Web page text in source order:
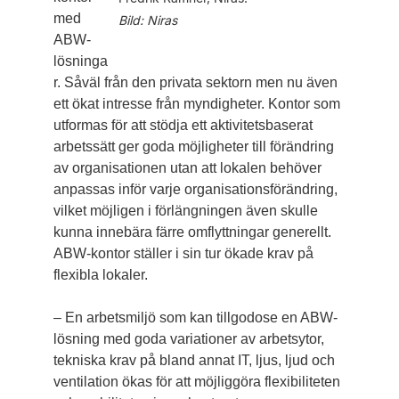
Bild: Niras
med
ABW-
lösninga
r. Såväl från den privata sektorn men nu även
ett ökat intresse från myndigheter. Kontor som
utformas för att stödja ett aktivitetsbaserat
arbetssätt ger goda möjligheter till förändring
av organisationen utan att lokalen behöver
anpassas inför varje organisationsförändring,
vilket möjligen i förlängningen även skulle
kunna innebära färre omflyttningar generellt.
ABW-kontor ställer i sin tur ökade krav på
flexibla ­lokaler.
– En arbetsmiljö som kan tillgodose en ABW-
lösning med goda variationer av arbetsytor,
tekniska krav på bland annat IT, ljus, ljud och
ventilation ökas för att möjliggöra flexibiliteten